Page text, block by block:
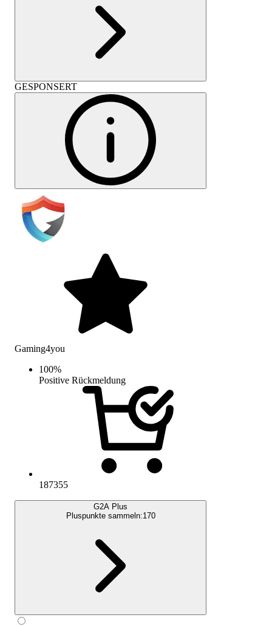
GESPONSERT
Gaming4you
100%
Positive Rückmeldung
187355
G2A Plus
Pluspunkte sammeln:170